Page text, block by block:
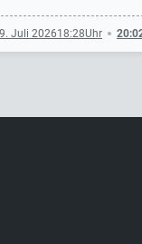
Juli 202618:28